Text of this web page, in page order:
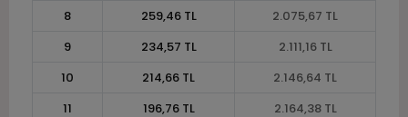
8
259,46 TL
2.075,67 TL
9
234,57 TL
2.111,16 TL
10
214,66 TL
2.146,64 TL
11
196,76 TL
2.164,38 TL